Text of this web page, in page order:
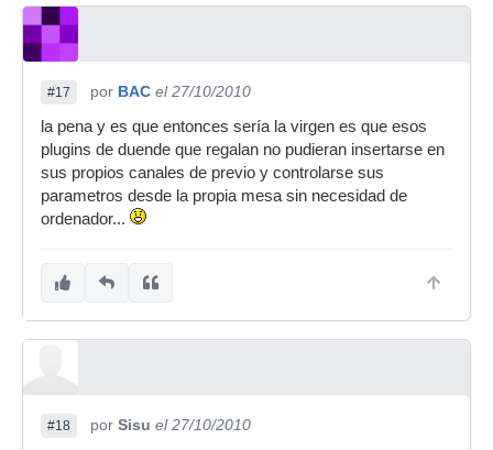
#17 por BAC el 27/10/2010
la pena y es que entonces sería la virgen es que esos
plugins de duende que regalan no pudieran insertarse en
sus propios canales de previo y controlarse sus
parametros desde la propia mesa sin necesidad de
ordenador...
#18 por Sisu el 27/10/2010